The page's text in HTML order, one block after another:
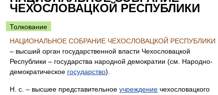
ЧЕХОСЛОВАЦКОЙ РЕСПУБЛИКИ
Толкование
НАЦИОНАЛЬНОЕ СОБРАНИЕ ЧЕХОСЛОВАЦКОЙ РЕСПУБЛИКИ
– высший орган государственной власти Чехословацкой
Республики – государства народной демократии (см. Народно-
демократическое государство).
Н. с. – высшее представительное учреждение чехословацкого